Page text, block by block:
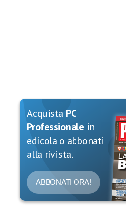
Acquista PC
Professionale in
edicola o abbonati
alla rivista.
ABBONATI ORA!